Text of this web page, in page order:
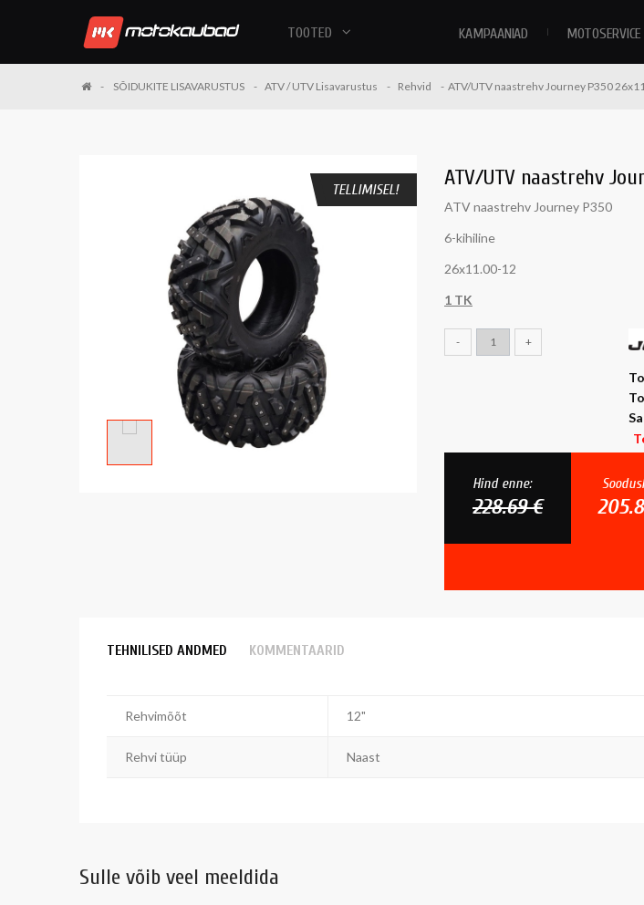
KAMPAANIAD MOTOSERVICE
TOOTED
SÕIDUKITE LISAVARUSTUS ATV / UTV Lisavarustus Rehvid ATV/UTV naastrehv Journey P350
TELLIMISEL! ATV/UTV naastrehv
ATV naastrehv Journey P350
6-kihiline
26x11.00-12
1 TK
- +
Hind enne:
228.69 €
TEHNILISED ANDMED KOMMENTAARID
Rehvimõõt 12"
Rehvi tüüp Naast
Sulle võib veel meeldida